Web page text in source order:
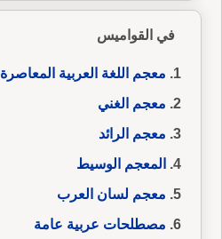
في القواميس
معجم اللغة العربية المعاصرة
معجم الغني
معجم الرائد
المعجم الوسيط
معجم لسان العرب
مصطلحات عربية عامة